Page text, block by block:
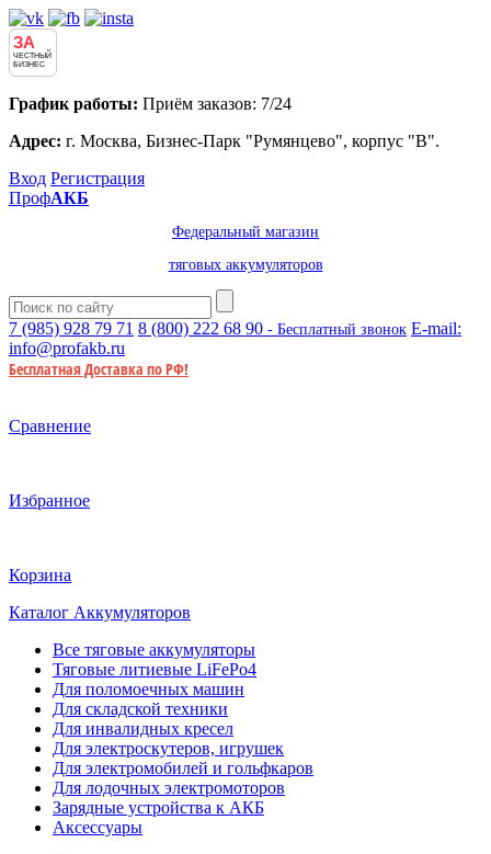
ЗА
ЧЕСТНЫЙ
БИЗНЕС
График работы: Приём заказов: 7/24
Адрес: г. Москва, Бизнес-Парк "Румянцево", корпус "В".
Вход Регистрация
ПрофАКБ
Федеральный магазин
тяговых аккумуляторов
7 (985) 928 79 71 8 (800) 222 68 90 - Бесплатный звонок E-mail:
info@profakb.ru
Бесплатная Доставка по РФ!
Сравнение
Избранное
Корзина
Каталог Аккумуляторов
Все тяговые аккумуляторы
Тяговые литиевые LiFePo4
Для поломоечных машин
Для складской техники
Для инвалидных кресел
Для электроскутеров, игрушек
Для электромобилей и гольфкаров
Для лодочных электромоторов
Зарядные устройства к АКБ
Аксессуары